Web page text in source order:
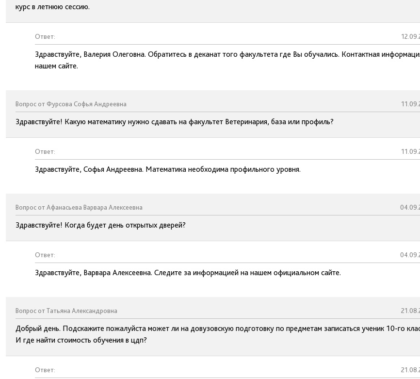
курс в летнюю сессию.
Ответ:
Здравствуйте, Валерия Олеговна. Обратитесь в деканат того факультета где Вы обучались. Контактная
нашем сайте.
Вопрос от Фурсова Софья Андреевна
Здравствуйте! Какую математику нужно сдавать на факультет Ветеринария, база или профиль?
Ответ:
Здравствуйте, Софья Андреевна. Математика необходима профильного уровня.
Вопрос от Афанасьева Варвара Алексеевна
Здравствуйте! Когда будет день открытых дверей?
Ответ:
Здравствуйте, Варвара Алексеевна. Следите за информацией на нашем официальном сайте.
Вопрос от Татьяна Александровна
Добрый день. Подскажите пожалуйста может ли на довузовскую подготовку по предметам записаться ученик 10-го
И где найти стоимость обучения в цдп?
Ответ: